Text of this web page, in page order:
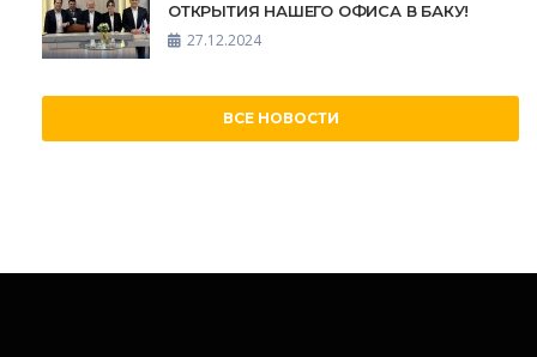
ОТКРЫТИЯ НАШЕГО ОФИСА В БАКУ!
27.12.2024
ВСЕ НОВОСТИ